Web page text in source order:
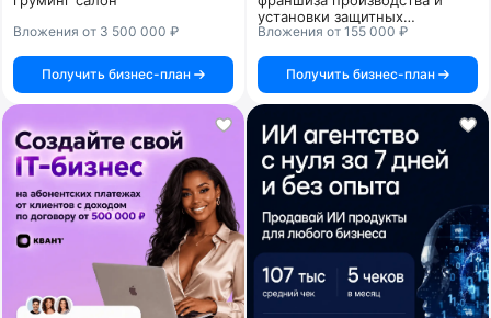
Вложения от 3 500 000 ₽
Получить бизнес-план
установки защитных
прозрачных решеток для
Вложения от 155 000 ₽
Получить бизнес-план